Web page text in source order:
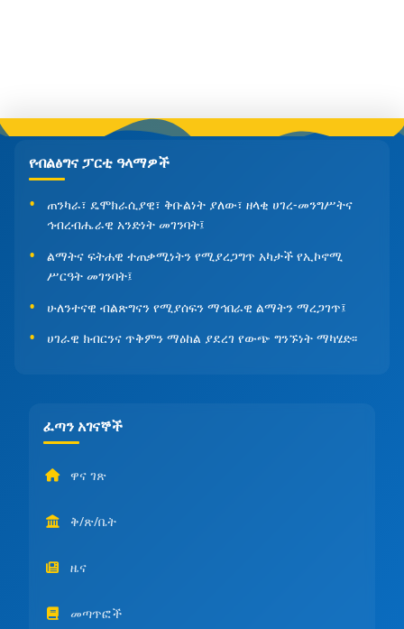
የብልፅግና ፓርቲ ዓላማዎች
ጠንካራ፣ ዴሞክራሲያዊ፣ ቅቡልነት ያለው፣ ዘላቂ ሀገረ-መንግሥትና
ኅብረብሔራዊ አንድነት መገንባት፤
ልማትና ፍትሐዊ ተጠቃሚነትን የሚያረጋግጥ አካታች የኢኮኖሚ
ሥርዓት መገንባት፤
ሁለንተናዊ ብልጽግናን የሚያሰፍን ማኅበራዊ ልማትን ማረጋገጥ፤
ሀገራዊ ክብርንና ጥቅምን ማዕከል ያደረገ የውጭ ግንኙነት ማካሄድ፡፡
ፈጣን አገናኞች
ዋና ገጽ
ቅ/ጽ/ቤት
ዜና
መጣጥፎች